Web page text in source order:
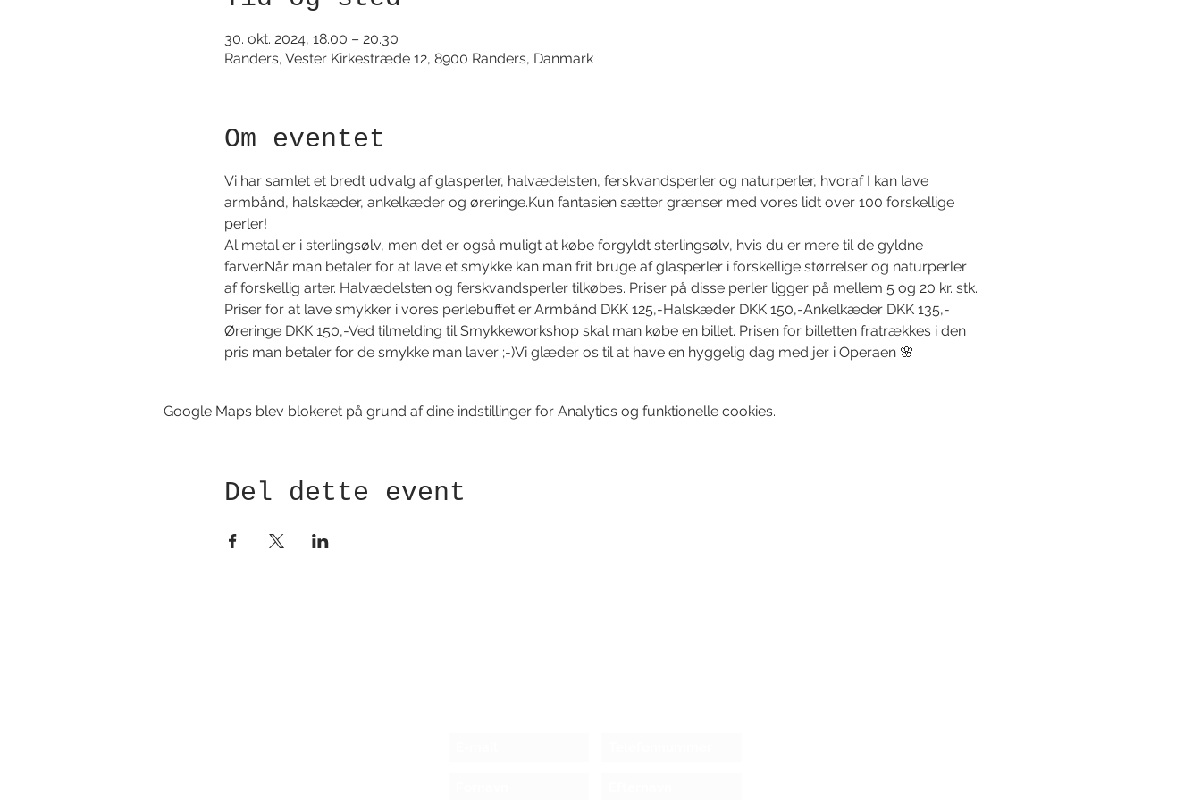
30. okt. 2024, 18.00 – 20.30
Randers, Vester Kirkestræde 12, 8900 Randers, Danmark
Om eventet
Vi har samlet et bredt udvalg af glasperler, halvædelsten, ferskvandsperler og naturperler, hvoraf I kan lave
armbånd, halskæder, ankelkæder og øreringe.Kun fantasien sætter grænser med vores lidt over 100 forskellige
perler!
Al metal er i sterlingsølv, men det er også muligt at købe forgyldt sterlingsølv, hvis du er mere til de gyldne
farver.Når man betaler for at lave et smykke kan man frit bruge af glasperler i forskellige størrelser og naturperler
af forskellig arter. Halvædelsten og ferskvandsperler tilkøbes. Priser på disse perler ligger på mellem 5 og 20 kr. stk.
Priser for at lave smykker i vores perlebuffet er:Armbånd DKK 125,-Halskæder DKK 150,-Ankelkæder DKK 135,-
Øreringe DKK 150,-Ved tilmelding til Smykkeworkshop skal man købe en billet. Prisen for billetten fratrækkes i den
pris man betaler for de smykke man laver ;-)Vi glæder os til at have en hyggelig dag med jer i Operaen 🌸
Google Maps blev blokeret på grund af dine indstillinger for Analytics og funktionelle cookies.
Del dette event